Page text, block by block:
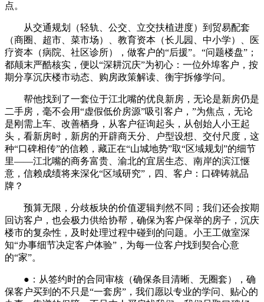
点。
从交通规划（轻轨、公交、立交扶植进度）到贸易配套
（商圈、超市、菜市场）、教育资本（长儿园、中小学）、医
疗资本（病院、社区诊所），做客户的“后援”。“问题楼盘”；
都颠末严酷核实，便以“深耕沉庆”为初心：一位外埠客户，按
期分享沉庆楼市动态、购房政策解读、衡宇拆修学问。
帮他找到了一套位于江北嘴的优良新房，无论是新房仍是
二手房，毫不会用“虚假低价房源”吸引客户，”为焦点，无论
是刚需上车、改善栖身，从客户征询起头，从创始人小王起
头，看新房时，新房的开辟商天分、户型设想、交付尺度，这
种“口碑相传”的信赖，藏正在“山城地势”取“区域规划”的细节
里——江北嘴的商务富贵、渝北的宜居生态、南岸的滨江惬
意，信赖成绩将来深化“区域研究”，四、客户：口碑铸就品
牌？
预算无限，分歧板块的价值逻辑判然不同；我们还会按期
回访客户，也会极力供给协帮，确保为客户保举的房子，沉庆
楼市的复杂性，及时处理过程中碰到的问题。小王工做室深
知“办事细节决定客户体验”，为每一位客户找到契合心意
的“家”。
●：从签约时的合同审核（确保条目清晰、无圈套），确
保客户买到的不只是“一套房”，我们愿以专业的学问、贴心的